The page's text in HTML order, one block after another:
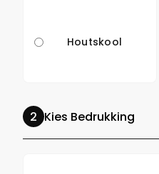
Houtskool
Kies Bedrukking